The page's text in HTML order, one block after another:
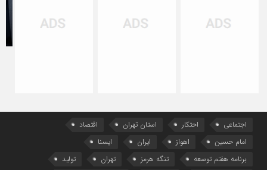
اجتماعی احتکار استان تهران
اقتصاد
امام حسین
اهواز ایران
ایسنا
برنامه هفتم توسعه
تنگه هرمز تهران
تولید